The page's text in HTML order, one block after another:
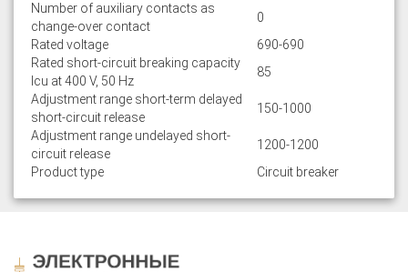
Number of auxiliary contacts as
change-over contact
0
Rated voltage
690-690
Rated short-circuit breaking capacity
lcu at 400 V, 50 Hz
85
Adjustment range short-term delayed
short-circuit release
150-1000
Adjustment range undelayed short-
circuit release
1200-1200
Product type
Circuit breaker